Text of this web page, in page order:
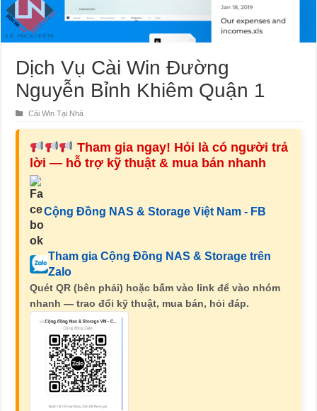
Dịch Vụ Cài Win Đường
Nguyễn Bỉnh Khiêm Quận 1
Cài Win Tại Nhà
Tham gia ngay! Hỏi là có người trả
lời — hỗ trợ kỹ thuật & mua bán nhanh
Cộng Đồng NAS & Storage Việt Nam - FB
Tham gia Cộng Đồng NAS & Storage trên
Zalo
Quét QR (bên phải) hoặc bấm vào link để vào nhóm
nhanh — trao đổi kỹ thuật, mua bán, hỏi đáp.